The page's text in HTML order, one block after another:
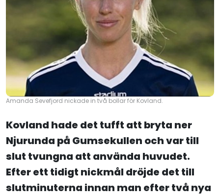
Amanda Sevefjord nickade in två bollar för Kovland.
Kovland hade det tufft att bryta ner
Njurunda på Gumsekullen och var till
slut tvungna att använda huvudet.
Efter ett tidigt nickmål dröjde det till
slutminuterna innan man efter två nya